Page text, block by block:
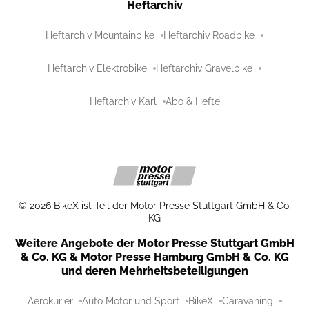
Heftarchiv
Heftarchiv Mountainbike Heftarchiv Roadbike
Heftarchiv Elektrobike Heftarchiv Gravelbike
Heftarchiv Karl Abo & Hefte
© 2026 BikeX ist Teil der Motor Presse Stuttgart GmbH & Co.
KG
Weitere Angebote der Motor Presse Stuttgart GmbH
& Co. KG & Motor Presse Hamburg GmbH & Co. KG
und deren Mehrheitsbeteiligungen
Aerokurier Auto Motor und Sport BikeX Caravaning